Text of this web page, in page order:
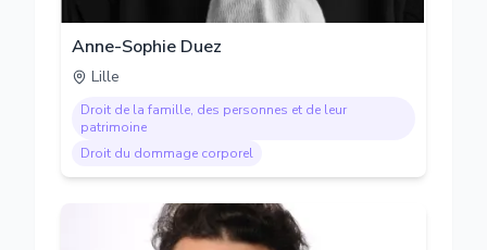
Anne-Sophie Duez
Lille
Droit de la famille, des personnes et de leur
patrimoine
Droit du dommage corporel